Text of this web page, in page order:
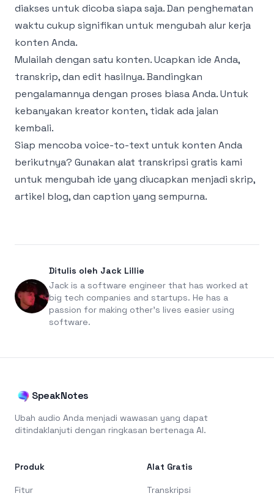
diakses untuk dicoba siapa saja. Dan penghematan
waktu cukup signifikan untuk mengubah alur kerja
konten Anda.
Mulailah dengan satu konten. Ucapkan ide Anda,
transkrip, dan edit hasilnya. Bandingkan
pengalamannya dengan proses biasa Anda. Untuk
kebanyakan kreator konten, tidak ada jalan
kembali.
Siap mencoba voice-to-text untuk konten Anda
berikutnya? Gunakan alat transkripsi gratis kami
untuk mengubah ide yang diucapkan menjadi skrip,
artikel blog, dan caption yang sempurna.
Ditulis oleh Jack Lillie
Jack is a software engineer that has worked at
big tech companies and startups. He has a
passion for making other's lives easier using
software.
SpeakNotes
Ubah audio Anda menjadi wawasan yang dapat
ditindaklanjuti dengan ringkasan bertenaga AI.
Produk
Fitur
Alat Gratis
Transkripsi